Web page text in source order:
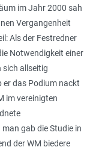
im Jahr 2000 sah
Vergangenheit
Als der Festredner
Notwendigkeit einer
allseitig
er das Podium nackt
im vereinigten
gab die Studie in
der WM biedere